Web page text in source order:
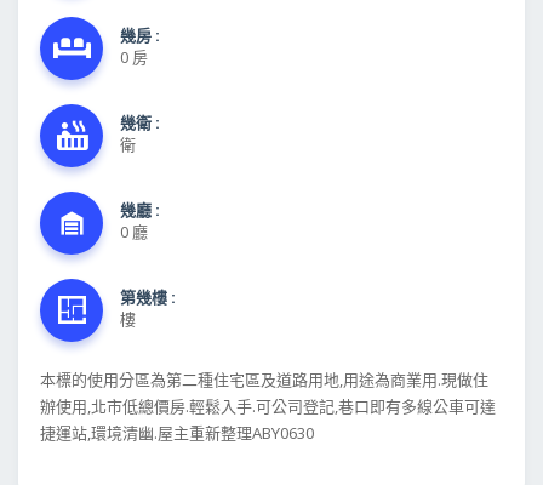
幾房 :
0 房
幾衛 :
衛
幾廳 :
0 廳
第幾樓 :
樓
本標的使用分區為第二種住宅區及道路用地,用途為商業用.現做住
辦使用,北市低總價房.輕鬆入手.可公司登記,巷口即有多線公車可達
捷運站,環境清幽.屋主重新整理ABY0630